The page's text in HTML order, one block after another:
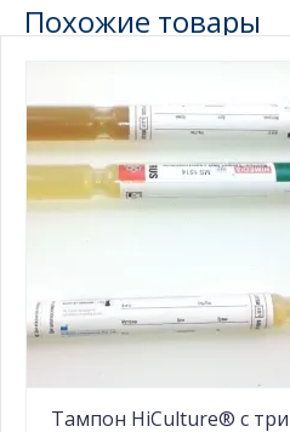
Похожие товары
Тампон HiCulture® с